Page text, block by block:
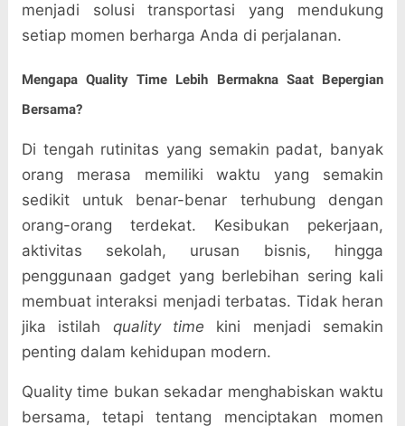
menjadi solusi transportasi yang mendukung
setiap momen berharga Anda di perjalanan.
Mengapa Quality Time Lebih Bermakna Saat Bepergian
Bersama?
Di tengah rutinitas yang semakin padat, banyak
orang merasa memiliki waktu yang semakin
sedikit untuk benar-benar terhubung dengan
orang-orang terdekat. Kesibukan pekerjaan,
aktivitas sekolah, urusan bisnis, hingga
penggunaan gadget yang berlebihan sering kali
membuat interaksi menjadi terbatas. Tidak heran
jika istilah quality time kini menjadi semakin
penting dalam kehidupan modern.
Quality time bukan sekadar menghabiskan waktu
bersama, tetapi tentang menciptakan momen